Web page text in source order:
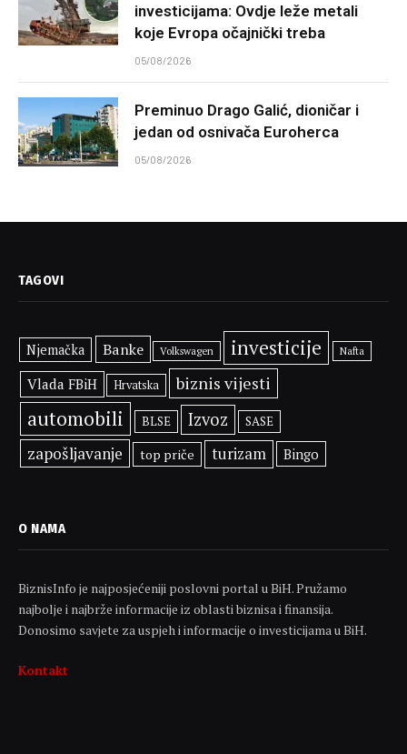
investicijama: Ovdje leže metali
koje Evropa očajnički treba
05/08/2026
Preminuo Drago Galić, dioničar i
jedan od osnivača Euroherca
05/08/2026
TAGOVI
Njemačka Banke Volkswagen investicije Nafta
Vlada FBiH Hrvatska biznis vijesti
automobili BLSE Izvoz SASE
zapošljavanje top priče turizam Bingo
O NAMA
BiznisInfo je najposjećeniji poslovni portal u BiH. Pružamo
najbolje i najbrže informacije iz oblasti biznisa i finansija.
Donosimo savjete za uspjeh i informacije o investicijama u BiH.
Kontakt